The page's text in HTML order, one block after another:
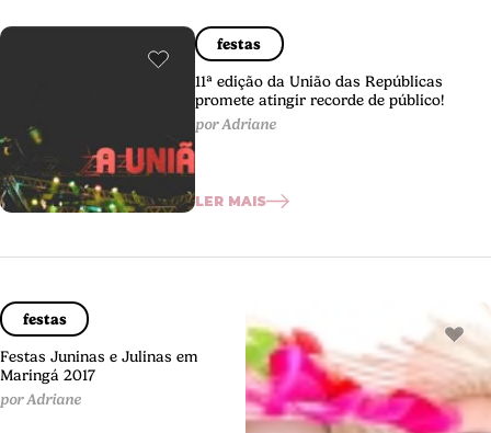
festas
11ª edição da União das Repúblicas
promete atingir recorde de público!
por Adriane
LER MAIS
festas
Festas Juninas e Julinas em
Maringá 2017
por Adriane